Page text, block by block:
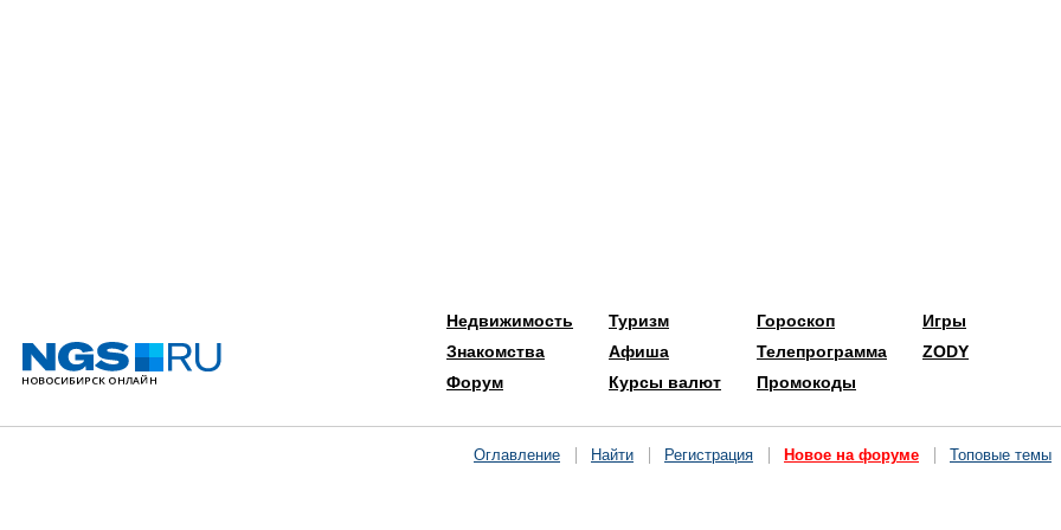
Недвижимость
Знакомства
Форум
Туризм
Афиша
Курсы валют
Гороскоп
Телепрограмма
Промокоды
Игры
ZODY
Оглавление Найти Регистрация Новое на форуме Топовые темы